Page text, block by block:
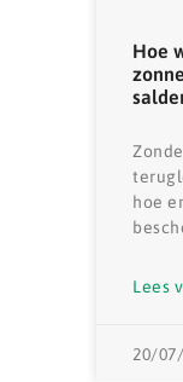
Hoe
hoe
Lees
20/